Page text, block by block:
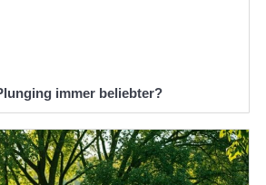
immer beliebter?